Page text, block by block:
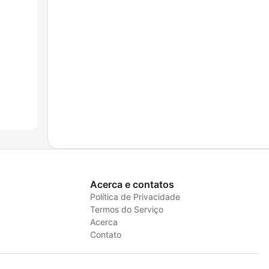
Acerca e contatos
Política de Privacidade
Termos do Serviço
Acerca
Contato